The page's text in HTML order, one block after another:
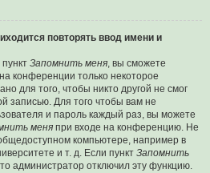
повторять ввод имени и
Запомнить меня, вы сможете
конференции только некоторое
для того, чтобы никто другой не смог
записью. Для того чтобы вам не
и пароль каждый раз, вы можете
меня при входе на конференцию. Не
компьютере, например в
и т. д. Если пункт Запомнить
администратор отключил эту функцию.